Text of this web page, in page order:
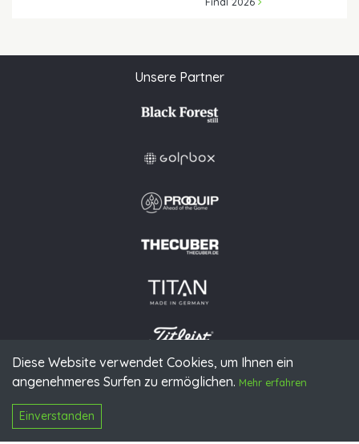
Diese Website verwendet Cookies, um Ihnen ein
angenehmeres Surfen zu ermöglichen. Mehr erfahren
Einverstanden
Unsere Partner
© 2026 PGAoG